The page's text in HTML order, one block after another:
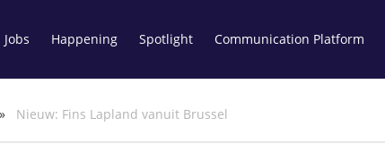
Jobs Happening Spotlight Communication Platform
» Nieuw: Fins Lapland vanuit Brussel